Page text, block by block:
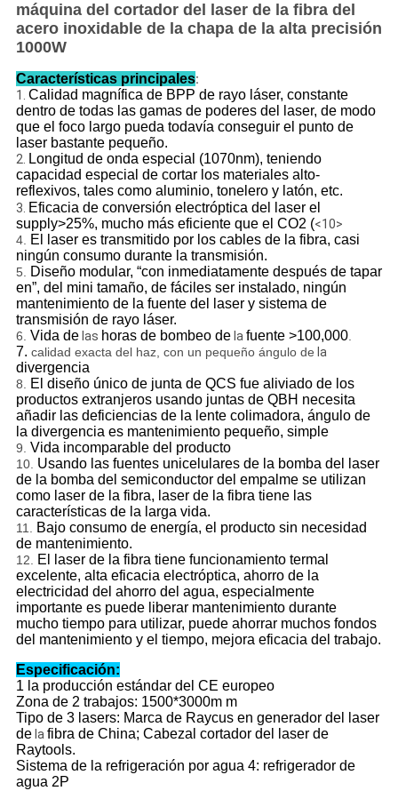
máquina del cortador del laser de la fibra del
acero inoxidable de la chapa de la alta precisión
1000W
Características principales:
1. Calidad magnífica de BPP de rayo láser, constante
dentro de todas las gamas de poderes del laser, de modo
que el foco largo pueda todavía conseguir el punto de
laser bastante pequeño.
2. Longitud de onda especial (1070nm), teniendo
capacidad especial de cortar los materiales alto-
reflexivos, tales como aluminio, tonelero y latón, etc.
3. Eficacia de conversión electróptica del laser el
supply>25%, mucho más eficiente que el CO2 (<10>
4. El laser es transmitido por los cables de la fibra, casi
ningún consumo durante la transmisión.
5. Diseño modular, “con inmediatamente después de tapar
en”, del mini tamaño, de fáciles ser instalado, ningún
mantenimiento de la fuente del laser y sistema de
transmisión de rayo láser.
6. Vida delas horas de bombeo delafuente >100,000.
7. calidad exacta del haz, con un pequeño ángulo de la
divergencia
8. El diseño único de junta de QCS fue aliviado de los
productos extranjeros usando juntas de QBH necesita
añadir las deficiencias de la lente colimadora, ángulo de
la divergencia es mantenimiento pequeño, simple
9. Vida incomparable del producto
10. Usando las fuentes unicelulares de la bomba del laser
de la bomba del semiconductor del empalme se utilizan
como laser de la fibra, laser de la fibra tiene las
características de la larga vida.
11. Bajo consumo de energía, el producto sin necesidad
de mantenimiento.
12. El laser de la fibra tiene funcionamiento termal
excelente, alta eficacia electróptica, ahorro de la
electricidad del ahorro del agua, especialmente
importante es puede liberar mantenimiento durante
mucho tiempo para utilizar, puede ahorrar muchos fondos
del mantenimiento y el tiempo, mejora eficacia del trabajo.
Especificación:
1 la producción estándardel CE europeo
Zona de 2 trabajos: 1500*3000m m
Tipo de 3 lasers: Marca de Raycus en generador del laser
delafibra de China; Cabezal cortador del laser de
Raytools.
Sistema de la refrigeración por agua 4: refrigerador de
agua 2P